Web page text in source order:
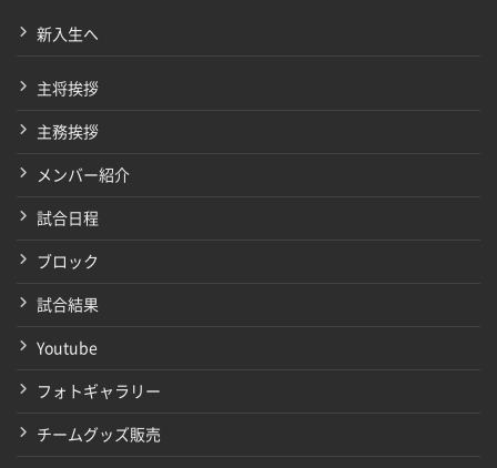
新入生へ
主将挨拶
主務挨拶
メンバー紹介
試合日程
ブロック
試合結果
Youtube
フォトギャラリー
チームグッズ販売